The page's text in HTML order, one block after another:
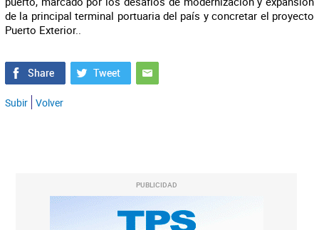
de la principal terminal portuaria del país y concretar el proyecto
Puerto Exterior..
Subir Volver
PUBLICIDAD